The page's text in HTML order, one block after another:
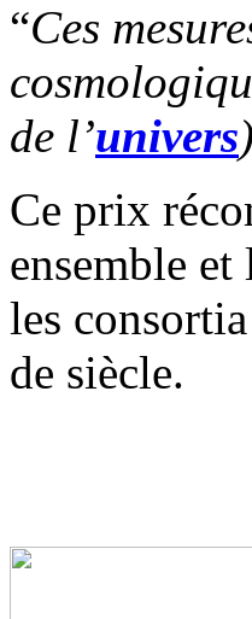
“Ces
de l’univers
Ce prix
ensemble
les
de siècle.